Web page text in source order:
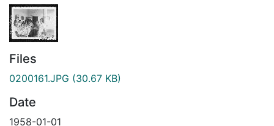
Files
0200161.JPG (30.67 KB)
Date
1958-01-01